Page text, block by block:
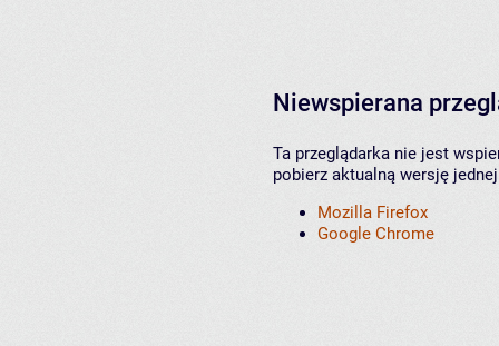
Niewspierana
Ta przeglądarka nie jest
pobierz aktualną wersję
Mozilla Firefox
Google Chrome